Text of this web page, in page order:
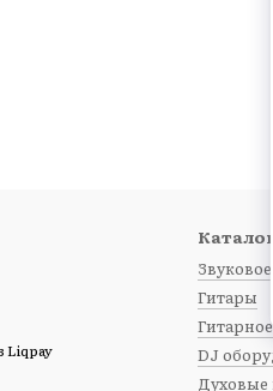
Jumbo имеет другую
Каталог
Гитары
DJ
Духовые